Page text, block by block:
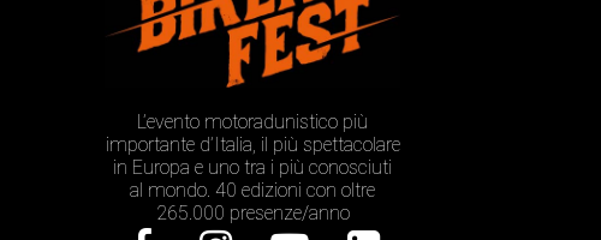
L’evento motoradunistico più
importante d’Italia, il più spettacolare
in Europa e uno tra i più conosciuti
al mondo. 40 edizioni con oltre
265.000 presenze/anno